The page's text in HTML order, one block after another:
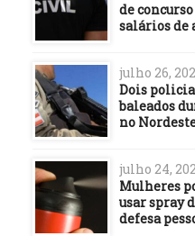
POLÍTICA
31/05/22
Governo prorroga para 3 de
junho prazo da renegociação
de
salários de
julho 26,
Dois
baleados
no
julho 24,
Mulheres
usar spray
defesa